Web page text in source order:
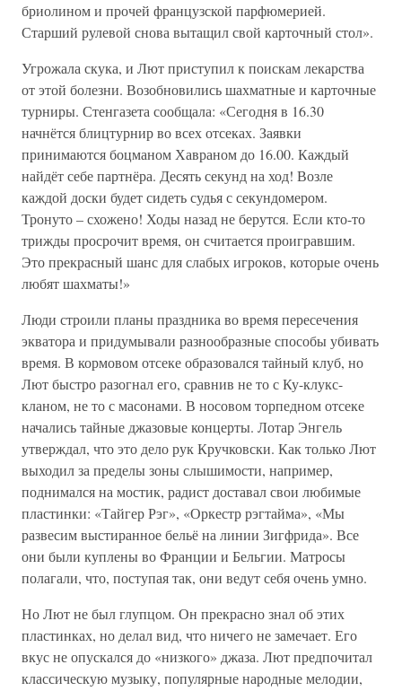
бриолином и прочей французской парфюмерией.
Старший рулевой снова вытащил свой карточный стол».
Угрожала скука, и Лют приступил к поискам лекарства
от этой болезни. Возобновились шахматные и карточные
турниры. Стенгазета сообщала: «Сегодня в 16.30
начнётся блицтурнир во всех отсеках. Заявки
принимаются боцманом Хавраном до 16.00. Каждый
найдёт себе партнёра. Десять секунд на ход! Возле
каждой доски будет сидеть судья с секундомером.
Тронуто – схожено! Ходы назад не берутся. Если кто-то
трижды просрочит время, он считается проигравшим.
Это прекрасный шанс для слабых игроков, которые очень
любят шахматы!»
Люди строили планы праздника во время пересечения
экватора и придумывали разнообразные способы убивать
время. В кормовом отсеке образовался тайный клуб, но
Лют быстро разогнал его, сравнив не то с Ку-клукс-
кланом, не то с масонами. В носовом торпедном отсеке
начались тайные джазовые концерты. Лотар Энгель
утверждал, что это дело рук Кручковски. Как только Лют
выходил за пределы зоны слышимости, например,
поднимался на мостик, радист доставал свои любимые
пластинки: «Тайгер Рэг», «Оркестр рэгтайма», «Мы
развесим выстиранное бельё на линии Зигфрида». Все
они были куплены во Франции и Бельгии. Матросы
полагали, что, поступая так, они ведут себя очень умно.
Но Лют не был глупцом. Он прекрасно знал об этих
пластинках, но делал вид, что ничего не замечает. Его
вкус не опускался до «низкого» джаза. Лют предпочитал
классическую музыку, популярные народные мелодии,